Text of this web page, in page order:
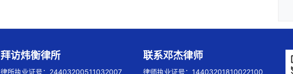
拜访炜衡律所
律所执业证号：24403200511032007
联系邓杰律师
律师执业证号：14403201810022100